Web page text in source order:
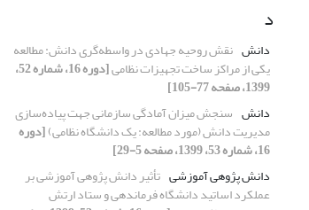
د
دانش نقش روحیه جهادی در واسطه‌گری دانش: مطالعه
یکی از مراکز ساخت تجهیزات نظامی [دوره 16، شماره 52،
1399، صفحه 77-105]
دانش سنجش میزان آمادگی سازمانی جهت پیاده‌سازی
مدیریت دانش (مورد مطالعه: یک دانشگاه نظامی)[دوره
16، شماره 53، 1399، صفحه 5-29]
دانش‏ پژوهی آموزشی تأثیر دانش‏ ‏پژوهی آموزشی بر
عملکرد اساتید دانشگاه فرماندهی و ستاد ارتش